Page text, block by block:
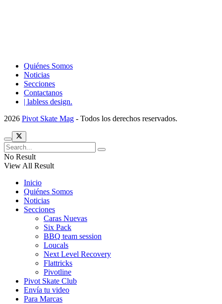
Quiénes Somos
Noticias
Secciones
Contactanos
| labless design.
2026 Pivot Skate Mag - Todos los derechos reservados.
No Result
View All Result
Inicio
Quiénes Somos
Noticias
Secciones
Caras Nuevas
Six Pack
BBQ team session
Loucals
Next Level Recovery
Flattricks
Pivotline
Pivot Skate Club
Envía tu video
Para Marcas